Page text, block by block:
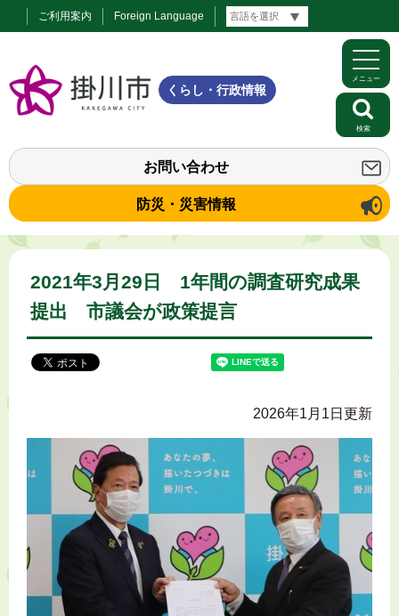
ご利用案内 Foreign Language
くらし・行政情報
お問い合わせ
防災・災害情報
メニュー
検索
2021年3月29日 1年間の調査研究成果
提出 市議会が政策提言
2026年1月1日更新